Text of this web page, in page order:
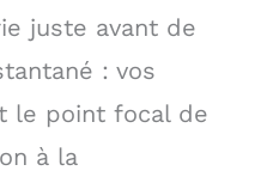
juste avant de
: vos
le point focal de
à la